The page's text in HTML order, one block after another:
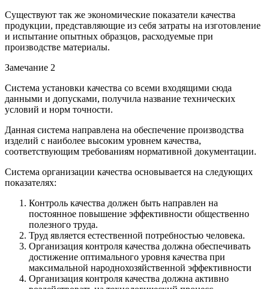
Существуют так же экономические показатели качества
продукции, представляющие из себя затраты на изготовление
и испытание опытных образцов, расходуемые при
производстве материалы.
Замечание 2
Система установки качества со всеми входящими сюда
данными и допусками, получила название технических
условий и норм точности.
Данная система направлена на обеспечение производства
изделий с наиболее высоким уровнем качества,
соответствующим требованиям нормативной документации.
Система организации качества основывается на следующих
показателях:
Контроль качества должен быть направлен на
постоянное повышение эффективности общественно
полезного труда.
Труд является естественной потребностью человека.
Организация контроля качества должна обеспечивать
достижение оптимального уровня качества при
максимальной народнохозяйственной эффективности
Организация контроля качества должна активно